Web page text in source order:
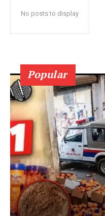
No posts to display
Popular